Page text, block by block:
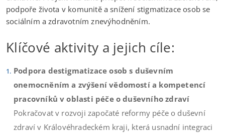
podpoře života v komunitě a snížení stigmatizace osob se
sociálním a zdravotním znevýhodněním.
Klíčové aktivity a jejich cíle:
Podpora destigmatizace osob s duševním
onemocněním a zvýšení vědomostí a kompetencí
pracovníků v oblasti péče o duševního zdraví
Pokračovat v rozvoji započaté reformy péče o duševní
zdraví v Královéhradeckém kraji, která usnadní integraci